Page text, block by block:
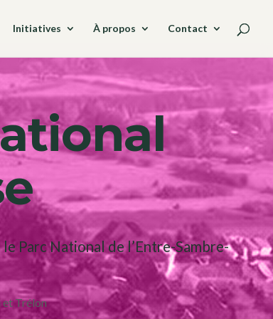
Initiatives À propos Contact
Parc National de l’Entre-Sambre-
et Trélon